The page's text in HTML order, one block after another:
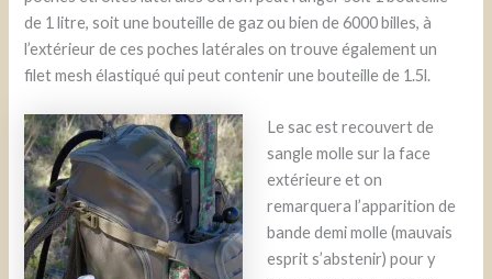
de 1 litre, soit une bouteille de gaz ou bien de 6000 billes, à
l’extérieur de ces poches latérales on trouve également un
filet mesh élastiqué qui peut contenir une bouteille de 1.5l.
Le sac est recouvert de
sangle molle sur la face
extérieure et on
remarquera l’apparition de
bande demi molle (mauvais
esprit s’abstenir) pour y